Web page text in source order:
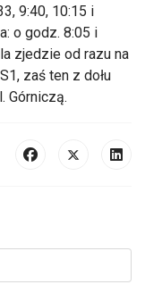
9:40, 10:15 i
o godz. 8:05 i
zjedzie od razu na
zaś ten z dołu
Górniczą.